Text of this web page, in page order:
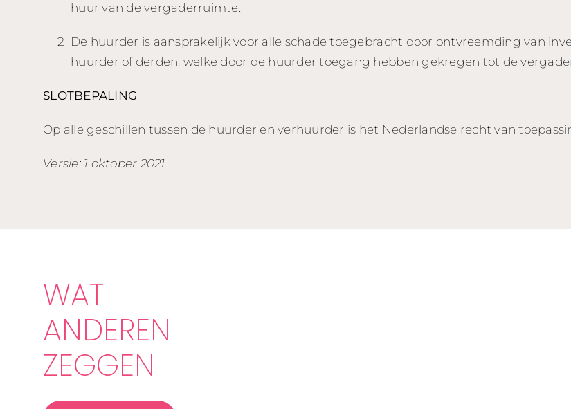
huur van de vergaderruimte.
De huurder is aansprakelijk voor alle schade toegebracht door ontvreemding van
huurder of derden, welke door de huurder toegang hebben gekregen tot de
SLOTBEPALING
Op alle geschillen tussen de huurder en verhuurder is het Nederlandse recht van
Versie: 1 oktober 2021
WAT
ANDEREN
ZEGGEN